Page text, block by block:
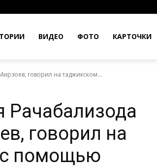
ВИДЕО ФОТО КАРТОЧКИ
говорил на таджикском...
Рачабализода
говорил на
помощью